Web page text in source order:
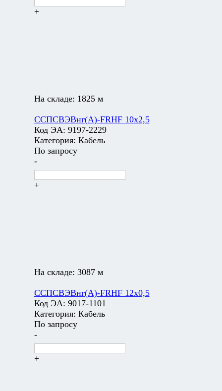
+
На складе: 1825 м
ССПСВЭВнг(А)-FRHF 10х2,5
Код ЭА: 9197-2229
Категория: Кабель
По запросу
-
+
На складе: 3087 м
ССПСВЭВнг(А)-FRHF 12х0,5
Код ЭА: 9017-1101
Категория: Кабель
По запросу
-
+